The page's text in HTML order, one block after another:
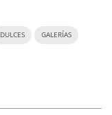
DULCES GALERÍAS